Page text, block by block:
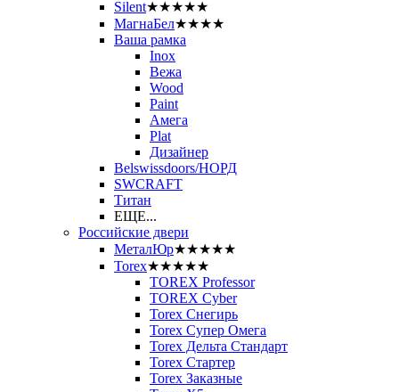
Silent★★★★★
МагнаБел★★★★
Ваша рамка
Inox
Вежа
Wood
Paint
Амега
Plat
Дизайнер
Belswissdoors/НОРД
SWCRAFT
Титан
ЕЩЕ...
Российские двери
МеталЮр★★★★★
Torex★★★★★
TOREX Professor
TOREX Cyber
Torex Снегирь
Torex Супер Омега
Torex Дельта Стандарт
Torex Стартер
Torex Заказные